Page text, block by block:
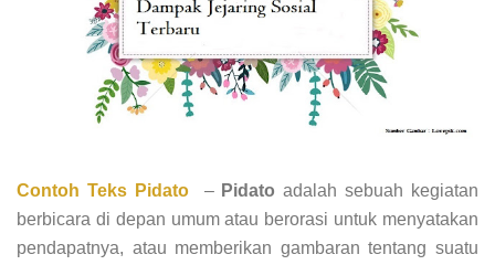
Contoh Teks Pidato – Pidato adalah sebuah kegiatan
berbicara di depan umum atau berorasi untuk menyatakan
pendapatnya, atau memberikan gambaran tentang suatu